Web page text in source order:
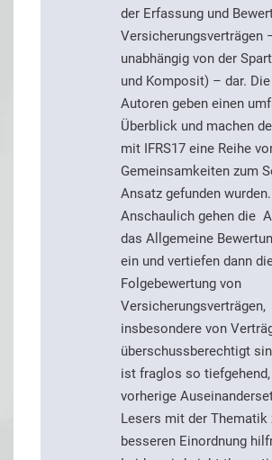
der Erfassung und
Versicherungsverträgen
unabhängig von der
und Komposit) – dar.
Autoren geben einen
Überblick und machen
mit IFRS17 eine Reihe
Gemeinsamkeiten zum
Ansatz gefunden wurden.
Anschaulich gehen die
das Allgemeine
ein und vertiefen dann
Folgebewertung von
Versicherungsverträgen,
insbesondere von
überschussberechtigt
ist fraglos so
vorherige
Lesers mit der Thematik
besseren Einordnung